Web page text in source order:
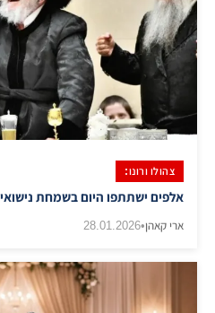
צהולו ורונו:
אלפים ישתתפו היום בשמחת נישואי
ארי קאהן•
28.01.2026